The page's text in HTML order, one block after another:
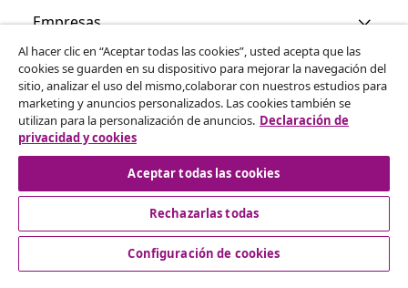
Empresas
vidaXL
Descubre mas
© 2008-2026 vidaXL www.vidaxl.es es una página web de
Al hacer clic en “Aceptar todas las cookies”, usted acepta que las
cookies se guarden en su dispositivo para mejorar la navegación del
sitio, analizar el uso del mismo,colaborar con nuestros estudios para
marketing y anuncios personalizados. Las cookies también se
utilizan para la personalización de anuncios. Declaración de
privacidad y cookies
Aceptar todas las cookies
Rechazarlas todas
Configuración de cookies